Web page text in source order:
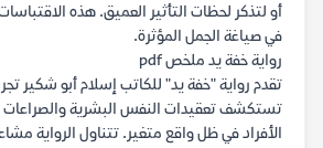
أو لتذكر لحظات التأثير العميق. هذه
في صياغة الجمل المؤثرة.
رواية خفة يد ملخص pdf
تقدم رواية "خفة يد" للكاتب إسلام أبو شكير
تستكشف تعقيدات النفس البشرية والصراعات
الأفراد في ظل واقع متغير. تتناول الرواية